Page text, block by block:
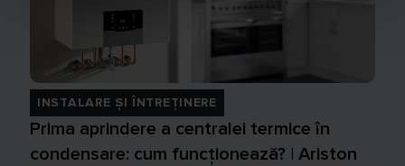
INSTALARE ȘI ÎNTREȚINERE
Prima aprindere a centralei termice în
condensare: cum funcționează? | Ariston